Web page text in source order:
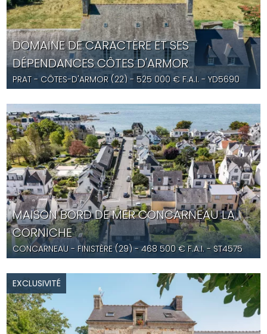
DOMAINE DE CARACTÈRE ET SES
DÉPENDANCES CÔTES D'ARMOR
PRAT- CÔTES-D'ARMOR (22) - 525 000 € F.A.I. - YD5690
MAISON BORD DE MER CONCARNEAU LA
CORNICHE
CONCARNEAU - FINISTÈRE (29) -468 500€ F.A.I.- ST4575
EXCLUSIVITÉ